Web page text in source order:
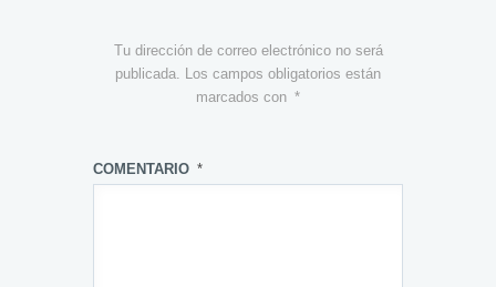
Tu dirección de correo electrónico no será
publicada.
Los campos obligatorios están
marcados con *
COMENTARIO *